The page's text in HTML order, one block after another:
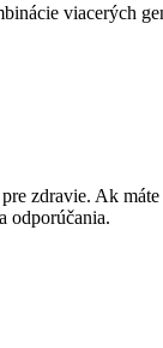
viacerých
zdravie. Ak
odporúčania.